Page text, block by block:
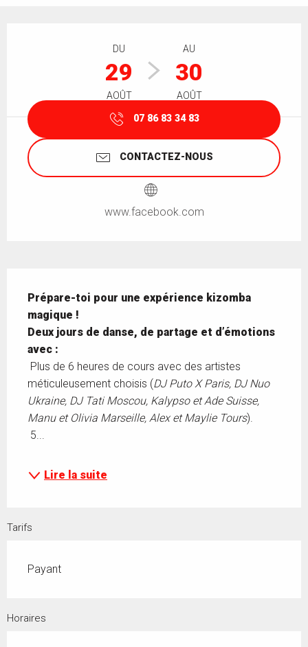
DU
29
AOÛT
AU
30
AOÛT
07 86 83 34 83
CONTACTEZ-NOUS
www.facebook.com
Prépare-toi pour une expérience kizomba
magique !
Deux jours de danse, de partage et d’émotions
avec :
méticuleusement choisis (DJ Puto X Paris, DJ Nuo
Ukraine, DJ Tati Moscou, Kalypso et Ade Suisse,
Manu et Olivia Marseille, Alex et Maylie Tours).
5...
Lire la suite
Tarifs
Payant
Horaires